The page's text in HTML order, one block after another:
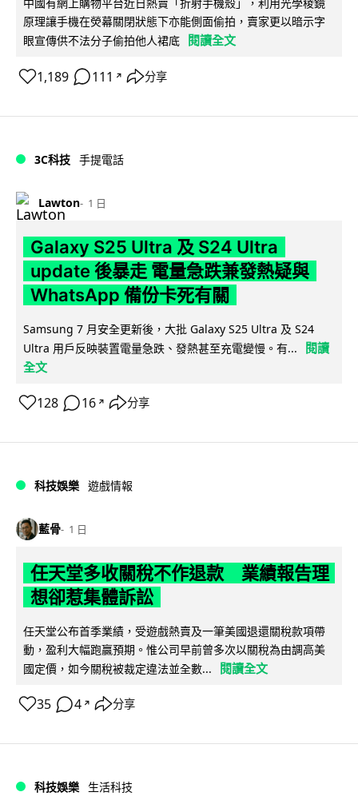
中國有網上購物平台近日熱賣「折射手機殼」，利用光學稜鏡
原理讓手機在熒幕關閉狀態下亦能側面偷拍，賣家更以暗示字
眼宣傳供不法分子偷拍他人裙底
閱讀全文
1,189 111 ↗ 分享
3C科技 手提電話
Lawton 1 日
Galaxy S25 Ultra 及 S24 Ultra
update 後暴走 電量急跌兼發熱疑與
WhatsApp 備份卡死有關
Samsung 7 月安全更新後，大批 Galaxy S25 Ultra 及 S24
Ultra 用戶反映裝置電量急跌、發熱甚至充電變慢。有...
閱讀
全文
128 16 ↗ 分享
科技娛樂 遊戲情報
藍骨 1 日
任天堂多收關稅不作退款 業績報告理
想卻惹集體訴訟
任天堂公布首季業績，受遊戲熱賣及一筆美國退還關稅款項帶
動，盈利大幅跑贏預期。惟公司早前曾多次以關稅為由調高美
國定價，如今關稅被裁定違法並全數...
閱讀全文
35 4 ↗ 分享
科技娛樂 生活科技